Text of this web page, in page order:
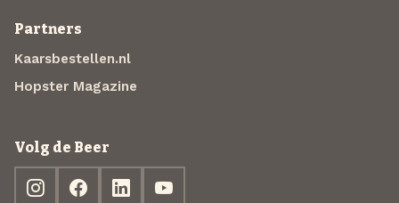
Partners
Kaarsbestellen.nl
Hopster Magazine
Volg de Beer